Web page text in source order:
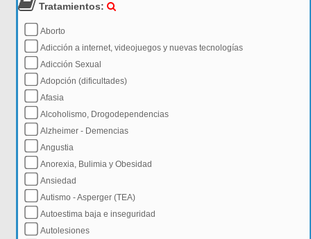
Tratamientos:
Aborto
Adicción a internet, videojuegos y nuevas tecnologías
Adicción Sexual
Adopción (dificultades)
Afasia
Alcoholismo, Drogodependencias
Alzheimer - Demencias
Angustia
Anorexia, Bulimia y Obesidad
Ansiedad
Autismo - Asperger (TEA)
Autoestima baja e inseguridad
Autolesiones